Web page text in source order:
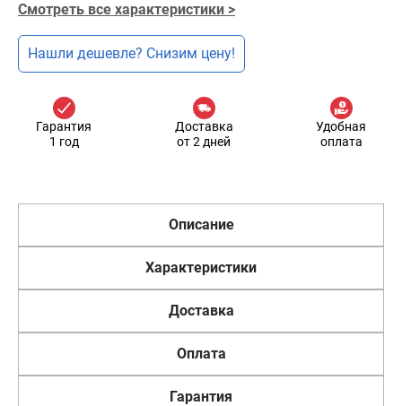
Смотреть все характеристики >
Нашли дешевле? Снизим цену!
Гарантия
1 год
Доставка
от 2 дней
Удобная
оплата
Описание
Характеристики
Доставка
Оплата
Гарантия